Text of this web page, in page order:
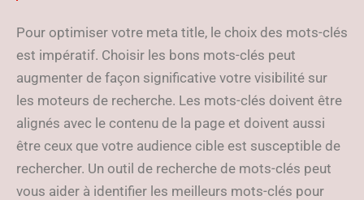
Pour optimiser votre meta title, le choix des mots-clés
est impératif. Choisir les bons mots-clés peut
augmenter de façon significative votre visibilité sur
les moteurs de recherche. Les mots-clés doivent être
alignés avec le contenu de la page et doivent aussi
être ceux que votre audience cible est susceptible de
rechercher. Un outil de recherche de mots-clés peut
vous aider à identifier les meilleurs mots-clés pour